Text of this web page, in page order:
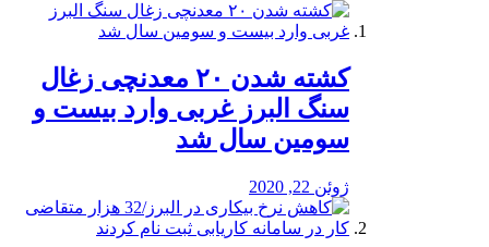
کشته شدن ۲۰ معدنچی زغال
سنگ البرز غربی وارد بیست و
سومین سال شد
ژوئن 22, 2020